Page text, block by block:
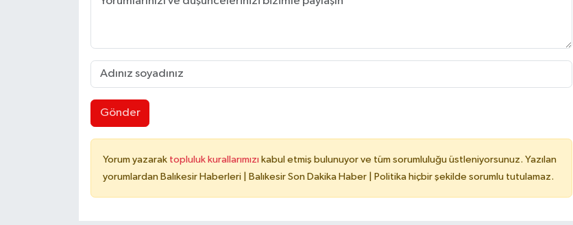
Gönder
Yorum yazarak topluluk kurallarımızı kabul etmiş bulunuyor ve tüm sorumluluğu üstleniyorsunuz. Yazılan
yorumlardan Balıkesir Haberleri | Balıkesir Son Dakika Haber | Politika hiçbir şekilde sorumlu tutulamaz.